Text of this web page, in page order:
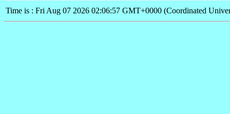
Time is : Fri Aug 07 2026 02:06:57 GMT+0000 (Coordinated